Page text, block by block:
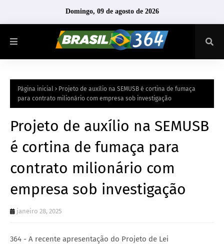
Domingo, 09 de agosto de 2026
Página inicial
Projeto de auxílio na SEMUSB é cortina de fumaça
para contrato milionário com empresa sob investigação
Projeto de auxílio na SEMUSB
é cortina de fumaça para
contrato milionário com
empresa sob investigação
janeiro 28, 2025
364 - A recente apresentação do Projeto de Lei